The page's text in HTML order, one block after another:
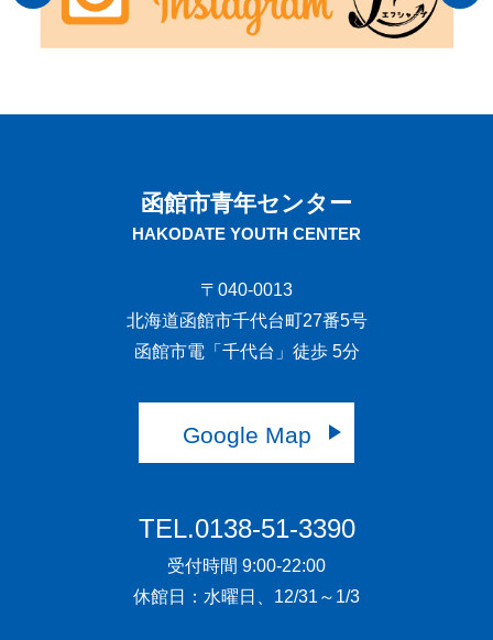
函館市青年センター
HAKODATE YOUTH CENTER
〒040-0013
北海道函館市千代台町27番5号
函館市電「千代台」徒歩 5分
Google Map
TEL.0138-51-3390
受付時間 9:00-22:00
休館日：水曜日、12/31～1/3